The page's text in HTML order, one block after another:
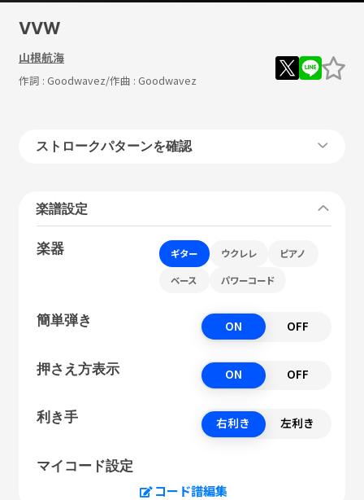
VVW
山根航海
作詞 : Goodwavez/作曲 : Goodwavez
ストロークパターンを確認
楽譜設定
楽器 ギター ウクレレ ピアノ
ベース パワーコード
簡単弾き ON OFF
押さえ方表示 ON OFF
利き手 右利き 左利き
マイコード設定
コード譜編集